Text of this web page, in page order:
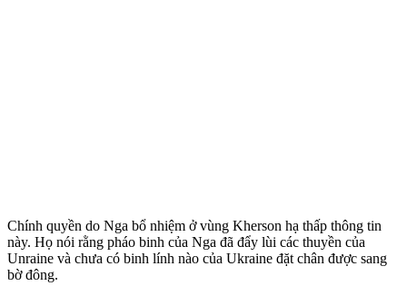
Chính quyền do Nga bổ nhiệm ở vùng Kherson hạ thấp thông tin
này. Họ nói rằng pháo binh của Nga đã đẩy lùi các thuyền của
Unraine và chưa có binh lính nào của Ukraine đặt chân được sang
bờ đông.